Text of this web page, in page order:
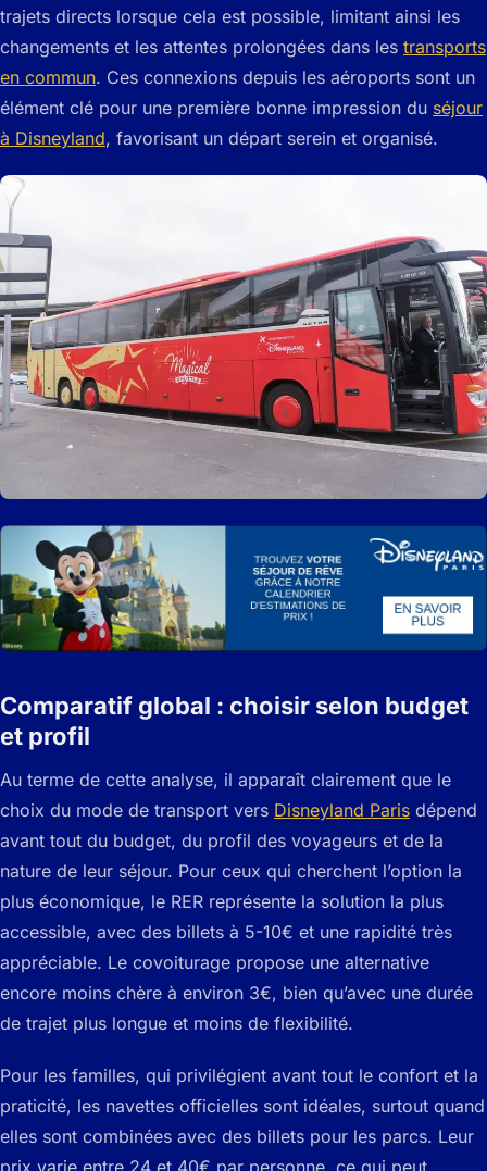
trajets directs lorsque cela est possible, limitant ainsi les
changements et les attentes prolongées dans les transports
en commun. Ces connexions depuis les aéroports sont un
élément clé pour une première bonne impression du séjour
à Disneyland, favorisant un départ serein et organisé.
Comparatif global : choisir selon budget
et profil
Au terme de cette analyse, il apparaît clairement que le
choix du mode de transport vers Disneyland Paris dépend
avant tout du budget, du profil des voyageurs et de la
nature de leur séjour. Pour ceux qui cherchent l’option la
plus économique, le RER représente la solution la plus
accessible, avec des billets à 5-10€ et une rapidité très
appréciable. Le covoiturage propose une alternative
encore moins chère à environ 3€, bien qu’avec une durée
de trajet plus longue et moins de flexibilité.
Pour les familles, qui privilégient avant tout le confort et la
praticité, les navettes officielles sont idéales, surtout quand
elles sont combinées avec des billets pour les parcs. Leur
prix varie entre 24 et 40€ par personne, ce qui peut